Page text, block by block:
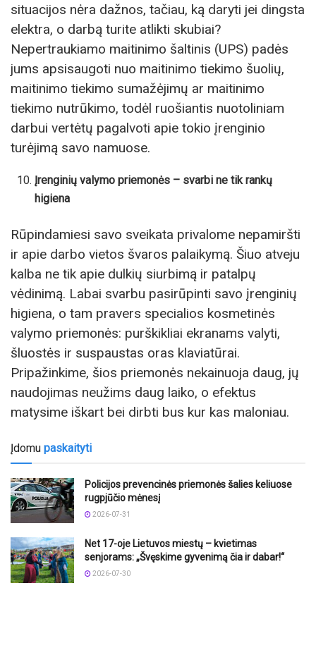
situacijos nėra dažnos, tačiau, ką daryti jei dingsta
elektra, o darbą turite atlikti skubiai?
Nepertraukiamo maitinimo šaltinis (UPS) padės
jums apsisaugoti nuo maitinimo tiekimo šuolių,
maitinimo tiekimo sumažėjimų ar maitinimo
tiekimo nutrūkimo, todėl ruošiantis nuotoliniam
darbui vertėtų pagalvoti apie tokio įrenginio
turėjimą savo namuose.
Įrenginių valymo priemonės – svarbi ne tik rankų
higiena
Rūpindamiesi savo sveikata privalome nepamiršti
ir apie darbo vietos švaros palaikymą. Šiuo atveju
kalba ne tik apie dulkių siurbimą ir patalpų
vėdinimą. Labai svarbu pasirūpinti savo įrenginių
higiena, o tam pravers specialios kosmetinės
valymo priemonės: purškikliai ekranams valyti,
šluostės ir suspaustas oras klaviatūrai.
Pripažinkime, šios priemonės nekainuoja daug, jų
naudojimas neužims daug laiko, o efektus
matysime iškart bei dirbti bus kur kas maloniau.
Įdomu paskaityti
Policijos prevencinės priemonės šalies keliuose
rugpjūčio mėnesį
2026-07-31
Net 17-oje Lietuvos miestų – kvietimas
senjorams: „Švęskime gyvenimą čia ir dabar!“
2026-07-30